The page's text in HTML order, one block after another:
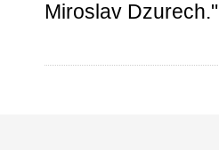
Miroslav Dzurech."